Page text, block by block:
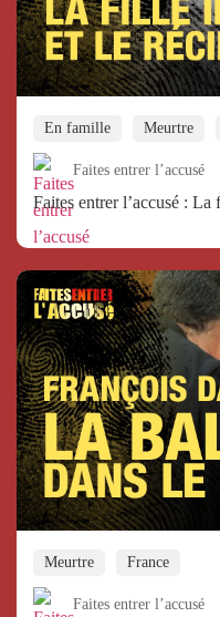
En famille Meurtre
Faites entrer l’accusé
Faites entrer l’accusé :
Meurtre France
Faites entrer l’accusé